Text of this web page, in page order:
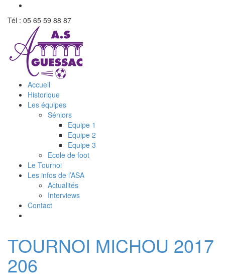
Tél : 05 65 59 88 87
Accueil
Historique
Les équipes
Séniors
Equipe 1
Equipe 2
Equipe 3
Ecole de foot
Le Tournoi
Les infos de l’ASA
Actualités
Interviews
Contact
TOURNOI MICHOU 2017
206